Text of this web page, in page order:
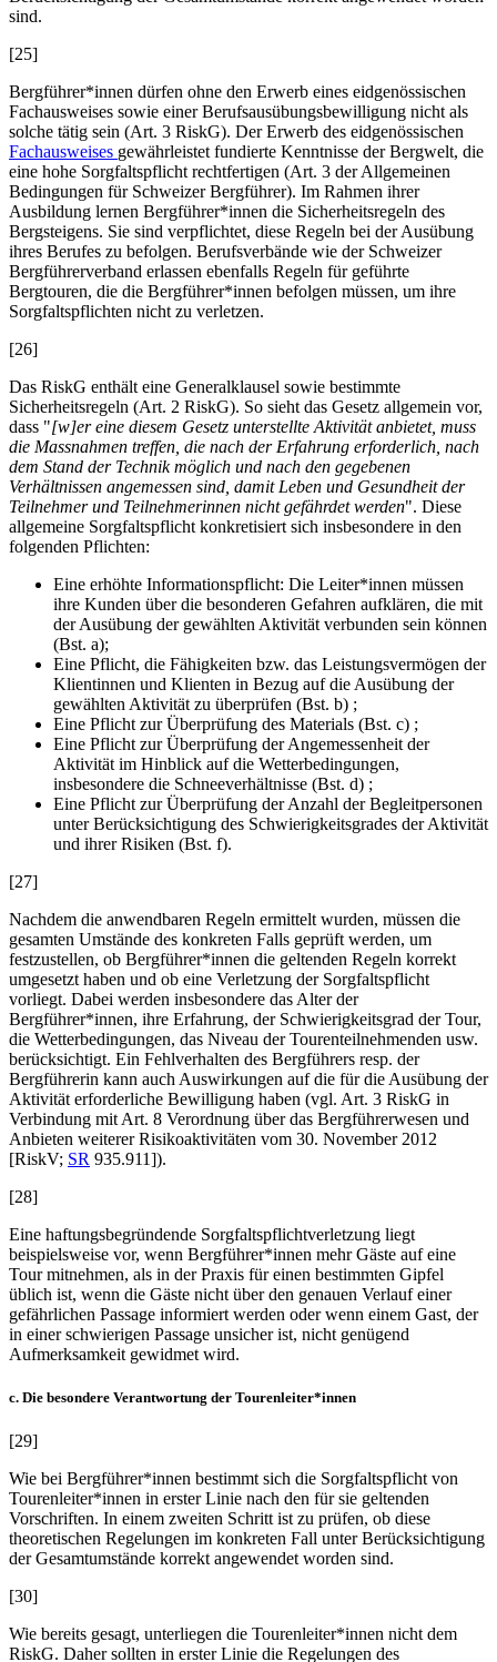
sind.
[25]
Bergführer*innen dürfen ohne den Erwerb eines eidgenössischen
Fachausweises sowie einer Berufsausübungsbewilligung nicht als
solche tätig sein (Art. 3 RiskG). Der Erwerb des eidgenössischen
Fachausweises gewährleistet fundierte Kenntnisse der Bergwelt, die
eine hohe Sorgfaltspflicht rechtfertigen (Art. 3 der Allgemeinen
Bedingungen für Schweizer Bergführer). Im Rahmen ihrer
Ausbildung lernen Bergführer*innen die Sicherheitsregeln des
Bergsteigens. Sie sind verpflichtet, diese Regeln bei der Ausübung
ihres Berufes zu befolgen. Berufsverbände wie der Schweizer
Bergführerverband erlassen ebenfalls Regeln für geführte
Bergtouren, die die Bergführer*innen befolgen müssen, um ihre
Sorgfaltspflichten nicht zu verletzen.
[26]
Das RiskG enthält eine Generalklausel sowie bestimmte
Sicherheitsregeln (Art. 2 RiskG). So sieht das Gesetz allgemein vor,
dass "[w]er eine diesem Gesetz unterstellte Aktivität anbietet, muss
die Massnahmen treffen, die nach der Erfahrung erforderlich, nach
dem Stand der Technik möglich und nach den gegebenen
Verhältnissen angemessen sind, damit Leben und Gesundheit der
Teilnehmer und Teilnehmerinnen nicht gefährdet werden". Diese
allgemeine Sorgfaltspflicht konkretisiert sich insbesondere in den
folgenden Pflichten:
Eine erhöhte Informationspflicht: Die Leiter*innen müssen
ihre Kunden über die besonderen Gefahren aufklären, die mit
der Ausübung der gewählten Aktivität verbunden sein können
(Bst. a);
Eine Pflicht, die Fähigkeiten bzw. das Leistungsvermögen der
Klientinnen und Klienten in Bezug auf die Ausübung der
gewählten Aktivität zu überprüfen (Bst. b) ;
Eine Pflicht zur Überprüfung des Materials (Bst. c) ;
Eine Pflicht zur Überprüfung der Angemessenheit der
Aktivität im Hinblick auf die Wetterbedingungen,
insbesondere die Schneeverhältnisse (Bst. d) ;
Eine Pflicht zur Überprüfung der Anzahl der Begleitpersonen
unter Berücksichtigung des Schwierigkeitsgrades der Aktivität
und ihrer Risiken (Bst. f).
[27]
Nachdem die anwendbaren Regeln ermittelt wurden, müssen die
gesamten Umstände des konkreten Falls geprüft werden, um
festzustellen, ob Bergführer*innen die geltenden Regeln korrekt
umgesetzt haben und ob eine Verletzung der Sorgfaltspflicht
vorliegt. Dabei werden insbesondere das Alter der
Bergführer*innen, ihre Erfahrung, der Schwierigkeitsgrad der Tour,
die Wetterbedingungen, das Niveau der Tourenteilnehmenden usw.
berücksichtigt. Ein Fehlverhalten des Bergführers resp. der
Bergführerin kann auch Auswirkungen auf die für die Ausübung der
Aktivität erforderliche Bewilligung haben (vgl. Art. 3 RiskG in
Verbindung mit Art. 8 Verordnung über das Bergführerwesen und
Anbieten weiterer Risikoaktivitäten vom 30. November 2012
[RiskV; SR 935.911]).
[28]
Eine haftungsbegründende Sorgfaltspflichtverletzung liegt
beispielsweise vor, wenn Bergführer*innen mehr Gäste auf eine
Tour mitnehmen, als in der Praxis für einen bestimmten Gipfel
üblich ist, wenn die Gäste nicht über den genauen Verlauf einer
gefährlichen Passage informiert werden oder wenn einem Gast, der
in einer schwierigen Passage unsicher ist, nicht genügend
Aufmerksamkeit gewidmet wird.
c. Die besondere Verantwortung der Tourenleiter*innen
[29]
Wie bei Bergführer*innen bestimmt sich die Sorgfaltspflicht von
Tourenleiter*innen in erster Linie nach den für sie geltenden
Vorschriften. In einem zweiten Schritt ist zu prüfen, ob diese
theoretischen Regelungen im konkreten Fall unter Berücksichtigung
der Gesamtumstände korrekt angewendet worden sind.
[30]
Wie bereits gesagt, unterliegen die Tourenleiter*innen nicht dem
RiskG. Daher sollten in erster Linie die Regelungen des